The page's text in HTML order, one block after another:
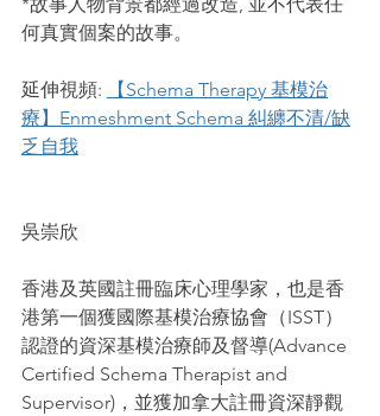
何真實個案的故事。
延伸視頻:
【Schema Therapy 基模治
療】Enmeshment Schema 糾纏不清/缺
乏自我
吳崇欣
香港及英國註冊臨床心理學家，也是香
港第一個獲國際基模治療協會（ISST）
認證的資深基模治療師及督導(Advance
Certified Schema Therapist and
Supervisor)，並獲加拿大註冊資深靜觀